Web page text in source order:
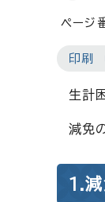
ページ
印刷
生計
減免
1.減